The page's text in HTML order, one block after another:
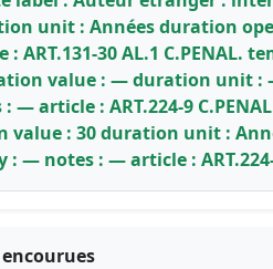
unit : Années duration
ART.131-30 AL.1 C.PENAL.
value : — duration unit
— article : ART.224-9
value : 30 duration unit :
: — notes : — article : ART.224-